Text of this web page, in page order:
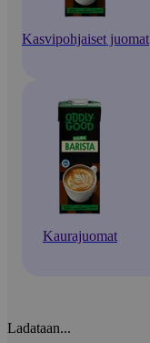
Kasvipohjaiset juomat
Kaurajuomat
Ladataan...